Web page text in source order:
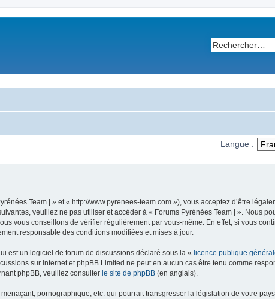
Langue :
Team | » et « http://www.pyrenees-team.com »), vous acceptez d’être
veuillez ne pas utiliser et accéder à « Forums Pyrénées Team | ». Nous
vous conseillons de vérifier régulièrement par vous-même. En effet, si vous
responsable des conditions modifiées et mises à jour.
est un logiciel de forum de discussions déclaré sous la « licence publique
sur internet et phpBB Limited ne peut en aucun cas être tenu comme
phpBB, veuillez consulter le site de phpBB (en anglais).
pornographique, etc. qui pourrait transgresser la législation de votre